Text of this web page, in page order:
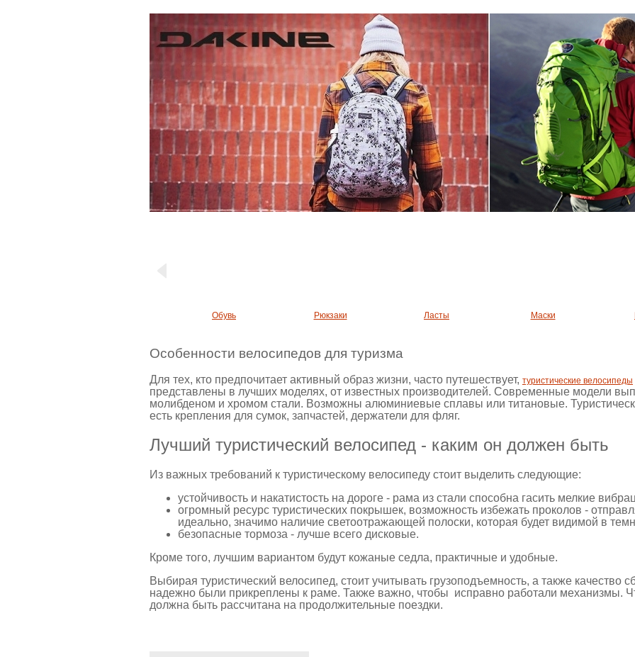
Обувь Рюкзаки Ласты Маски
Особенности велосипедов для туризма
Для тех, кто предпочитает активный образ жизни, часто путешествует, туристические велосипеды
представлены в лучших моделях, от известных производителей. Современные модели
молибденом и хромом стали. Возможны алюминиевые сплавы или титановые.
есть крепления для сумок, запчастей, держатели для фляг.
Лучший туристический велосипед - каким он должен быть
Из важных требований к туристическому велосипеду стоит выделить следующие:
устойчивость и накатистость на дороге - рама из стали способна гасить мелкие
огромный ресурс туристических покрышек, возможность избежать проколов -
идеально, значимо наличие светоотражающей полоски, которая будет видимой в
безопасные тормоза - лучше всего дисковые.
Кроме того, лучшим вариантом будут кожаные седла, практичные и удобные.
Выбирая туристический велосипед, стоит учитывать грузоподъемность, а также качество
надежно были прикреплены к раме. Также важно, чтобы исправно работали механизмы.
должна быть рассчитана на продолжительные поездки.